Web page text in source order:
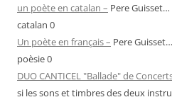
un poète en catalan – Pere
catalan 0
Un poète en français – Pere
poèsie 0
DUO CANTICEL "Ballade" de
si les sons et timbres des deux